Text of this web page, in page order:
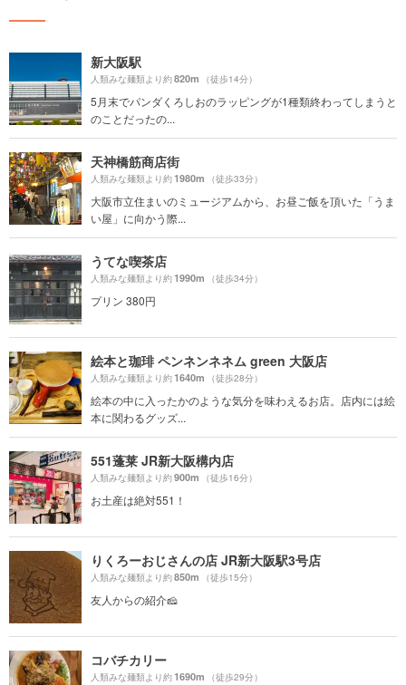
新大阪駅
人類みな麺類より約820m （徒歩14分）
5月末でパンダくろしおのラッピングが1種類終わってしまうと
のことだったの...
天神橋筋商店街
人類みな麺類より約1980m （徒歩33分）
大阪市立住まいのミュージアムから、お昼ご飯を頂いた「うま
い屋」に向かう際...
うてな喫茶店
人類みな麺類より約1990m （徒歩34分）
プリン 380円
絵本と珈琲 ペンネンネネム green 大阪店
人類みな麺類より約1640m （徒歩28分）
絵本の中に入ったかのような気分を味わえるお店。店内には絵
本に関わるグッズ...
551蓬莱 JR新大阪構内店
人類みな麺類より約900m （徒歩16分）
お土産は絶対551！
りくろーおじさんの店 JR新大阪駅3号店
人類みな麺類より約850m （徒歩15分）
友人からの紹介🧀
コバチカリー
人類みな麺類より約1690m （徒歩29分）